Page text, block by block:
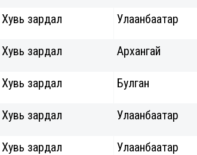
Хувь зардал Улаанбаатар
Хувь зардал Архангай
Хувь зардал Булган
Хувь зардал Улаанбаатар
Хувь зардал Улаанбаатар